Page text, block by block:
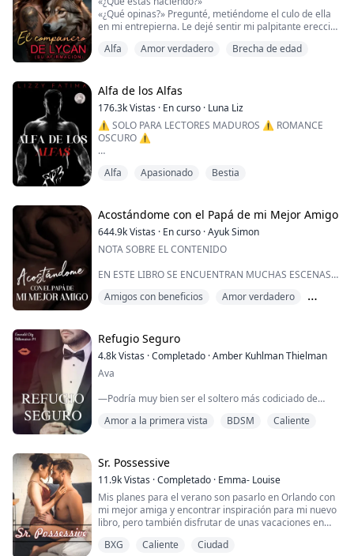
«¿Qué opinas?» Pregunté, metiéndome el culo de ella
en mi entrepierna. Le dejé sentir mi palpitante erección
«Ya ves lo que me has hecho. Soy muy duro para ti.
La levanté de mi regazo y la puse en la cama. Se
acostó sobre ella, mirándome con esos ojos
temblorosos. Me moví, separando sus piernas. ...
Alfa Amor verdadero Brecha de edad
Alfa de los Alfas
176.3kVistas · En curso · Luna Liz
⚠️ SOLO PARA LECTORES MADUROS ⚠️ ROMANCE
OSCURO ⚠️
presa?» Me interroga, con una voz profunda y ronca
hembra. Tiene los colmillos listos para hundirse, listos
para picar.
«¿Debo devorarlo?» Me susurra al oído mientras con la
Alfa Apasionado Bestia
Acostándome con el Papá de mi Mejor Amigo
644.9kVistas · En curso ·Ayuk Simon
NOTA SOBRE EL CONTENIDO
EN ESTE LIBRO SE ENCUENTRAN MUCHAS ESCENAS
CON CUERDAS, SOMNOFILIA Y JUEGOS PRIMITIVOS.
LIBROS SON UNA COLECCIÓN DE LIBROS MUY
OBSCENOS QUE HARÁN QUE COJAS TUS VIBRADORES
Y DEJES TUS BRAGAS MOJADAS. Diviértanse, chicas, y
no olviden comentar.
*...
Amigos con beneficios
Amor verdadero
Refugio Seguro
4.8kVistas ·Completado ·Amber Kuhlman Thielman
Ava
—Podría muy bien ser el soltero más codiciado de
total desagrado. Cuando envía a su asistente a
¿Quién se cree que es este tipo? ¿Dios? Solo porque
está forrado de dinero y es sexy como el pecado no
significa nada... al menos no para ...
Amor a la primera vista BDSM Caliente
Sr. Possessive
11.9kVistas ·Completado · Emma- Louise
Mis planes para el verano son pasarlo en Orlando con
mi mejor amiga y encontrar inspiración para mi nuevo
libro, pero también disfrutar de unas vacaciones en
porque no estoy en condiciones de relacionarme con
BXG Caliente Ciudad